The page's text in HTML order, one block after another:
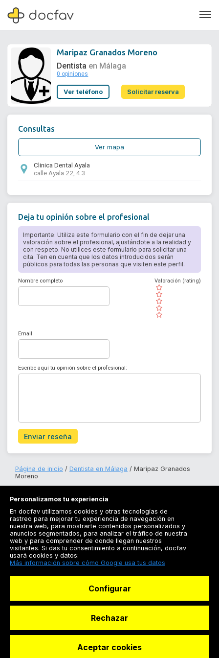
Soporte
Maripaz Granados Moreno
Dentista en Málaga
0 opiniones
Ver teléfono Solicitar reserva
Consultas
Ver mapa
Clinica Dental Ayala
calle Ayala 22, 4.3
Deja tu opinión sobre el profesional
Importante: Utiliza este formulario con el fin de dejar una
valoración sobre el profesional, ajustándote a la realidad y
con respeto. No utilices este formulario para solicitar una
cita. Ten en cuenta que los datos introducidos serán
públicos para todas las personas que visiten este perfil.
Nombre completo
( )
( )
( )
( )
( )
Valoración (rating)
Email
Escribe aquí tu opinión sobre el profesional:
Enviar reseña
Página de inicio Dentista en Málaga
Maripaz Granados
Moreno
Registrarse
Docfav
© Dashboard Technologies S.L
Personalizamos tu experiencia
En docfav utilizamos cookies y otras tecnologías de
rastreo para mejorar tu experiencia de navegación en
nuestra web, para mostrarte contenidos personalizados y
anuncios segmentados, para analizar el tráfico de nuestra
web y para comprender de donde llegan nuestros
visitantes. Si das tu consentimiento a continuación, docfav
usará cookies y datos:
Más información sobre cómo Google usa tus datos
Configurar
Rechazar
Aceptar cookies